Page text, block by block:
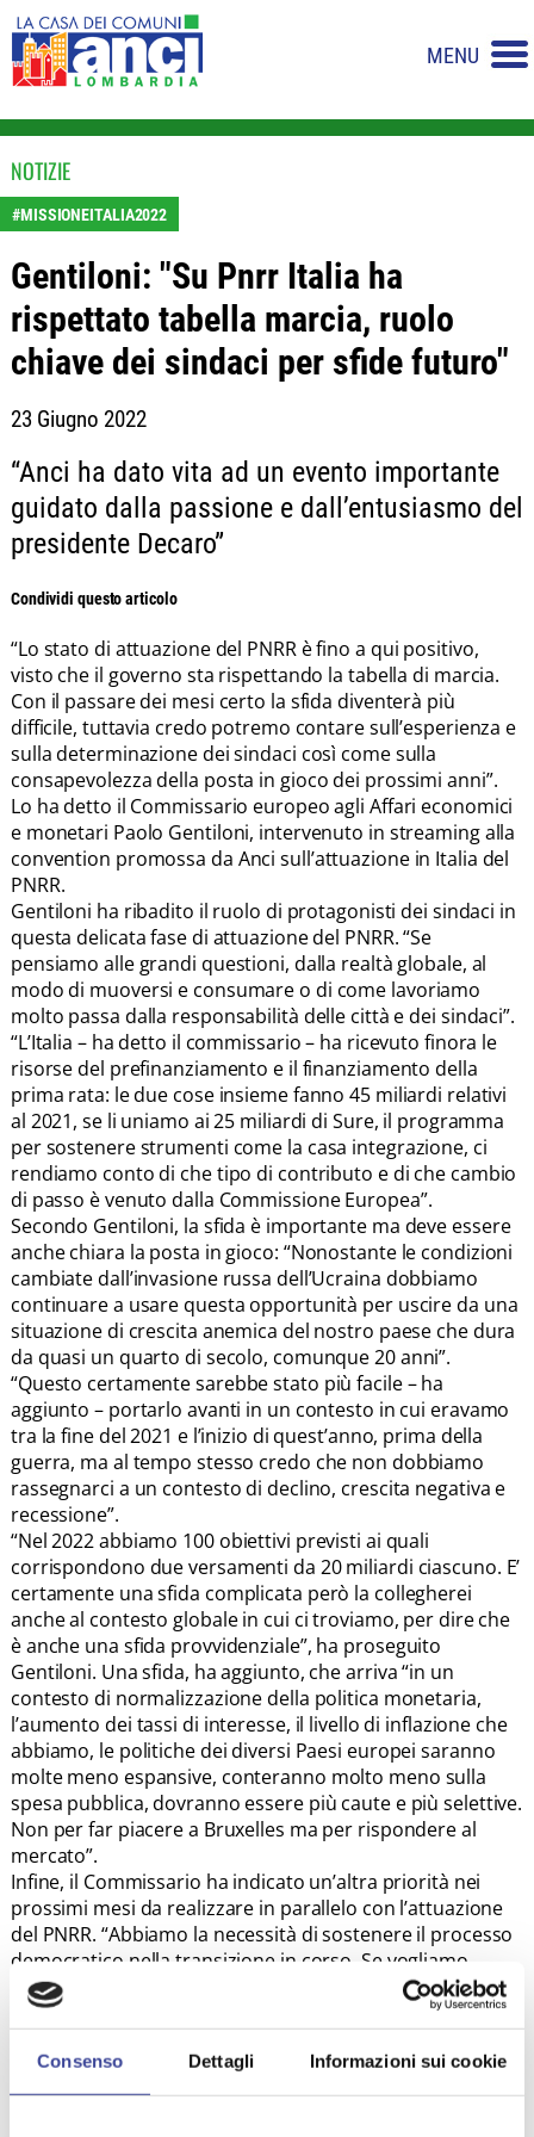
Consenso Dettagli Informazioni sui cookie
MENU
NOTIZIE
#MISSIONEITALIA2022
Gentiloni: "Su Pnrr Italia ha
rispettato tabella marcia, ruolo
chiave dei sindaci per sfide futuro"
23 Giugno 2022
“Anci ha dato vita ad un evento importante
guidato dalla passione e dall’entusiasmo del
presidente Decaro”
Condividi questo articolo
“Lo stato di attuazione del PNRR è fino a qui positivo,
visto che il governo sta rispettando la tabella di marcia.
Con il passare dei mesi certo la sfida diventerà più
difficile, tuttavia credo potremo contare sull’esperienza e
sulla determinazione dei sindaci così come sulla
consapevolezza della posta in gioco dei prossimi anni”.
Lo ha detto il Commissario europeo agli Affari economici
e monetari Paolo Gentiloni, intervenuto in streaming alla
convention promossa da Anci sull’attuazione in Italia del
PNRR.
Gentiloni ha ribadito il ruolo di protagonisti dei sindaci in
questa delicata fase di attuazione del PNRR. “Se
pensiamo alle grandi questioni, dalla realtà globale, al
modo di muoversi e consumare o di come lavoriamo
molto passa dalla responsabilità delle città e dei sindaci”.
“L’Italia – ha detto il commissario – ha ricevuto finora le
risorse del prefinanziamento e il finanziamento della
prima rata: le due cose insieme fanno 45 miliardi relativi
al 2021, se li uniamo ai 25 miliardi di Sure, il programma
per sostenere strumenti come la casa integrazione, ci
rendiamo conto di che tipo di contributo e di che cambio
di passo è venuto dalla Commissione Europea”.
Secondo Gentiloni, la sfida è importante ma deve essere
anche chiara la posta in gioco: “Nonostante le condizioni
cambiate dall’invasione russa dell’Ucraina dobbiamo
continuare a usare questa opportunità per uscire da una
situazione di crescita anemica del nostro paese che dura
da quasi un quarto di secolo, comunque 20 anni”.
“Questo certamente sarebbe stato più facile – ha
aggiunto – portarlo avanti in un contesto in cui eravamo
tra la fine del 2021 e l’inizio di quest’anno, prima della
guerra, ma al tempo stesso credo che non dobbiamo
rassegnarci a un contesto di declino, crescita negativa e
recessione”.
“Nel 2022 abbiamo 100 obiettivi previsti ai quali
corrispondono due versamenti da 20 miliardi ciascuno. E’
certamente una sfida complicata però la collegherei
anche al contesto globale in cui ci troviamo, per dire che
è anche una sfida provvidenziale”, ha proseguito
Gentiloni. Una sfida, ha aggiunto, che arriva “in un
contesto di normalizzazione della politica monetaria,
l’aumento dei tassi di interesse, il livello di inflazione che
abbiamo, le politiche dei diversi Paesi europei saranno
molte meno espansive, conteranno molto meno sulla
spesa pubblica, dovranno essere più caute e più selettive.
Non per far piacere a Bruxelles ma per rispondere al
mercato”.
Infine, il Commissario ha indicato un’altra priorità nei
prossimi mesi da realizzare in parallelo con l’attuazione
del PNRR. “Abbiamo la necessità di sostenere il processo
democratico nella transizione in corso. Se vogliamo
declinare le sfide che ci attendono con uno sguardo
rivolto al futuro – ha detto – l’elemento democratico è
ruolo chiave nel gestire le fasi di tensione che ci
potrebbero essere fungendo ancora una volta da